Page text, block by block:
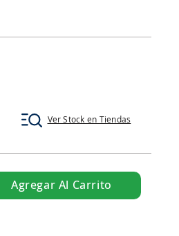
Ver Stock en Tiendas
Agregar Al Carrito